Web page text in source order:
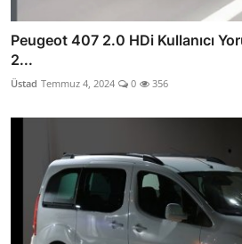
Peugeot 407 2.0 HDi Kullanıcı
2...
Üstad Temmuz 4, 2024 0 356